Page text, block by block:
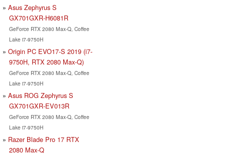
Asus Zephyrus S
GX701GXR-H6081R
GeForce RTX 2080 Max-Q, Coffee
Lake i7-9750H
Origin PC EVO17-S 2019 (i7-
9750H, RTX 2080 Max-Q)
GeForce RTX 2080 Max-Q, Coffee
Lake i7-9750H
Asus ROG Zephyrus S
GX701GXR-EV013R
GeForce RTX 2080 Max-Q, Coffee
Lake i7-9750H
Razer Blade Pro 17 RTX
2080 Max-Q